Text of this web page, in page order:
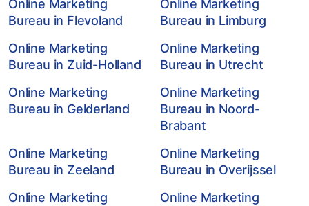
Online Marketing
Bureau in Flevoland
Online Marketing
Bureau in Limburg
Online Marketing
Bureau in Zuid-Holland
Online Marketing
Bureau in Utrecht
Online Marketing
Bureau in Gelderland
Online Marketing
Bureau in Noord-
Brabant
Online Marketing
Bureau in Zeeland
Online Marketing
Bureau in Overijssel
Online Marketing
Online Marketing